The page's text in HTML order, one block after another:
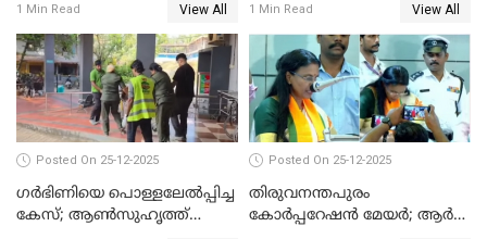
1 Min Read View All 1 Min Read View All
Posted On 25-12-2025
ഗര്‍ഭിണിയെ പൊള്ളലേല്‍പ്പിച്ച
കേസ്; ആണ്‍സുഹൃത്ത്
Posted On 25-12-2025
തിരുവനന്തപുരം
കോര്‍പ്പറേഷന്‍ മേയർ; ആര്‍